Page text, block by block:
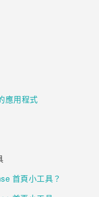
應用程式
首頁小工具？